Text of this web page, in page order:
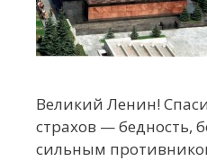
Великий Ленин!
страхов — бедность,
сильным